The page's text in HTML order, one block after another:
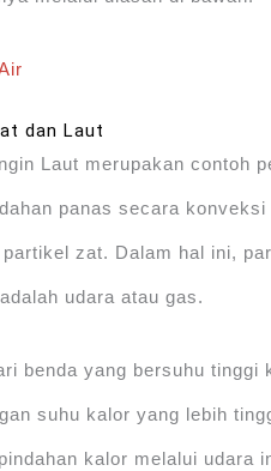
dan Laut
Laut merupakan contoh
panas secara
zat. Dalam hal ini,
udara atau gas.
benda yang bersuhu
suhu kalor yang lebih
kalor melalui udara